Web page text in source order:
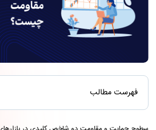
فهرست مطالب